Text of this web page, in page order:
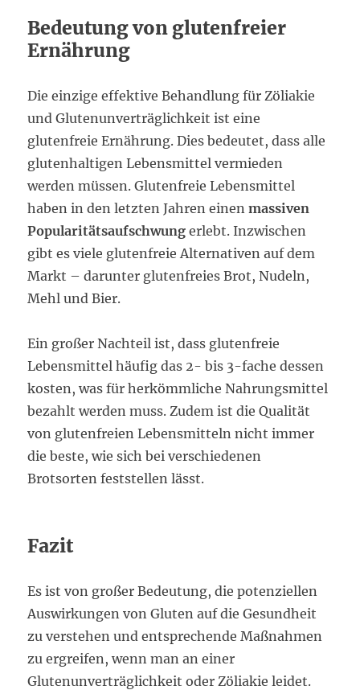
Bedeutung von glutenfreier
Ernährung
Die einzige effektive Behandlung für Zöliakie
und Glutenunverträglichkeit ist eine
glutenfreie Ernährung. Dies bedeutet, dass alle
glutenhaltigen Lebensmittel vermieden
werden müssen. Glutenfreie Lebensmittel
haben in den letzten Jahren einenmassiven
Popularitätsaufschwung erlebt. Inzwischen
gibt es viele glutenfreie Alternativen auf dem
Markt – darunter glutenfreies Brot, Nudeln,
Mehl und Bier.
Ein großer Nachteil ist, dass glutenfreie
Lebensmittel häufig das 2- bis 3-fache dessen
kosten, was für herkömmliche Nahrungsmittel
bezahlt werden muss. Zudem ist die Qualität
von glutenfreien Lebensmitteln nicht immer
die beste, wie sich bei verschiedenen
Brotsorten feststellen lässt.
Fazit
Es ist von großer Bedeutung, die potenziellen
Auswirkungen von Gluten auf die Gesundheit
zu verstehen und entsprechende Maßnahmen
zu ergreifen, wenn man an einer
Glutenunverträglichkeit oder Zöliakie leidet.